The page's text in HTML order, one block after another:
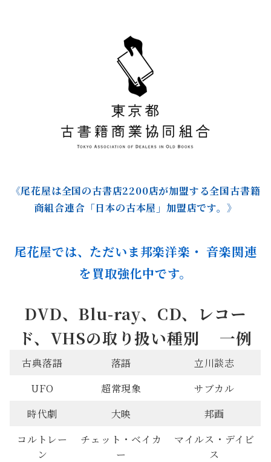
《尾花屋は全国の古書店2200店が加盟する全国古書籍
商組合連合「日本の古本屋」加盟店です。》
尾花屋では、ただいま邦楽洋楽・ 音楽関連
を買取強化中です。
DVD、Blu-ray、CD、レコー
ド、VHSの取り扱い種別 一例
古典落語 落語
立川談志
UFO
超常現象
サブカル
時代劇
大映
邦画
コルトレー
ン
チェット・ベイカ
ー
マイルス・デイビ
ス